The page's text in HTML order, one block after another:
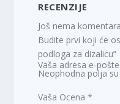
RECENZIJE
Još nema
Budite prvi koji će
podloga za dizalicu”
Vaša adresa e-
Neophodna polja
Vaša Ocena*